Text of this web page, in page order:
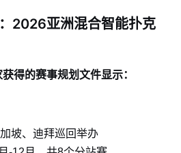
2026亚洲混合智能扑克
得的赛事规划文件显示：
坡、迪拜巡回举办